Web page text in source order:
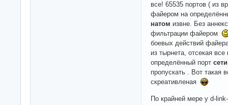
все! 65535 портов ( из
файером на
натом извне. Без
фильтрации файером
боевых действий
из тырнета, отсекая все
определённый порт
пропускать . Вот такая
скреативленая
По крайней мере у d-